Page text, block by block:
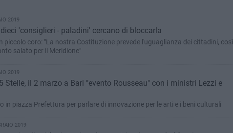
2019
'consiglieri - paladini' cercano di bloccarla
piccolo coro: "La nostra Costituzione prevede l'uguaglianza dei cittadini, così
salato per il Meridione"
2019
Stelle, il 2 marzo a Bari "evento Rousseau" con i ministri Lezzi e
in piazza Prefettura per parlare di innovazione per le arti e i beni culturali
2019